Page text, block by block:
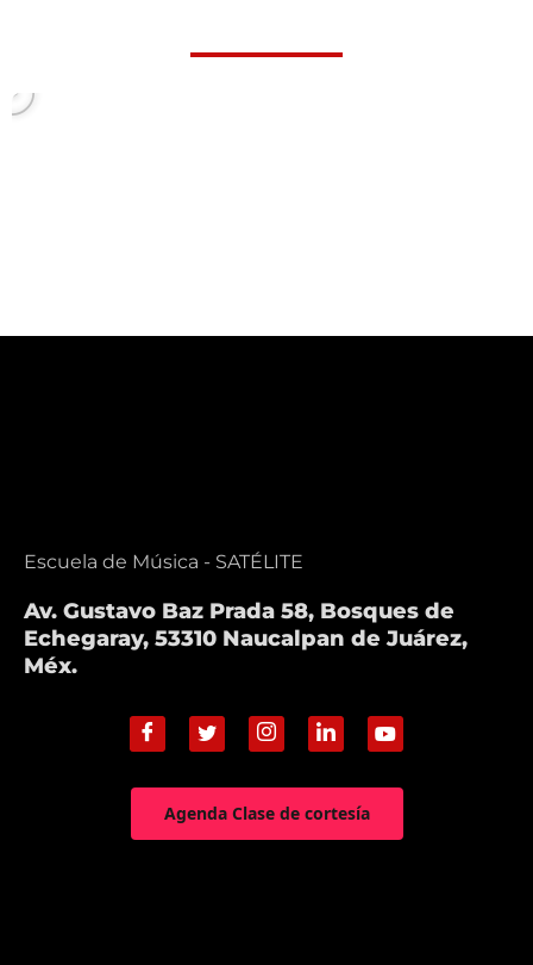
Escuela de Música - SATÉLITE
Av. Gustavo Baz Prada 58, Bosques de
Echegaray, 53310 Naucalpan de Juárez,
Méx.
Agenda Clase de cortesía